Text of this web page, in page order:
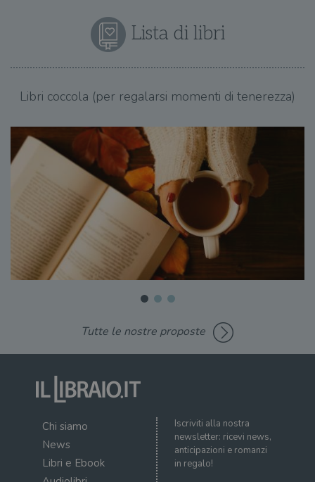
Lista di libri
Libri coccola (per regalarsi momenti di tenerezza)
Tutte le nostre proposte
Chi siamo
News
Libri e Ebook
Iscriviti alla nostra
newsletter: ricevi news,
anticipazioni e romanzi
in regalo!